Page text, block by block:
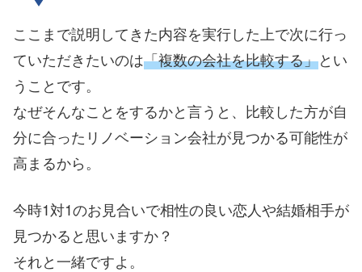
ここまで説明してきた内容を実行した上で次に行っ
ていただきたいのは「複数の会社を比較する」とい
うことです。
なぜそんなことをするかと言うと、比較した方が自
分に合ったリノベーション会社が見つかる可能性が
高まるから。
今時1対1のお見合いで相性の良い恋人や結婚相手が
見つかると思いますか？
それと一緒ですよ。